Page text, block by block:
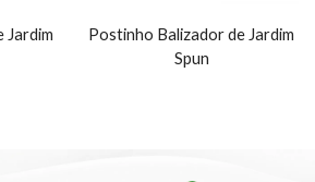
Jardim
Postinho Balizador de Jardim
Spun